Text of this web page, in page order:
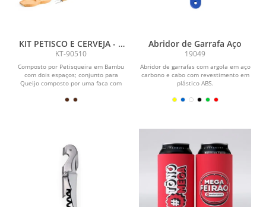
KIT PETISCO E CERVEJA - 5
PÇS
KT-90510
Composto por Petisqueira em Bambu
com dois espaços; conjunto para
Queijo composto por uma faca com
Abridor de Garrafa Aço
19049
Abridor de garrafas com argola em aço
carbono e cabo com revestimento em
plástico ABS.